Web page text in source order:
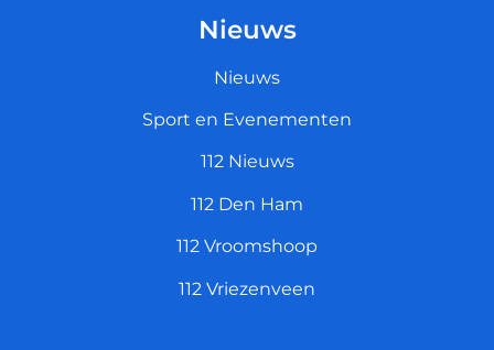
Nieuws
Nieuws
Sport en Evenementen
112 Nieuws
112 Den Ham
112 Vroomshoop
112 Vriezenveen